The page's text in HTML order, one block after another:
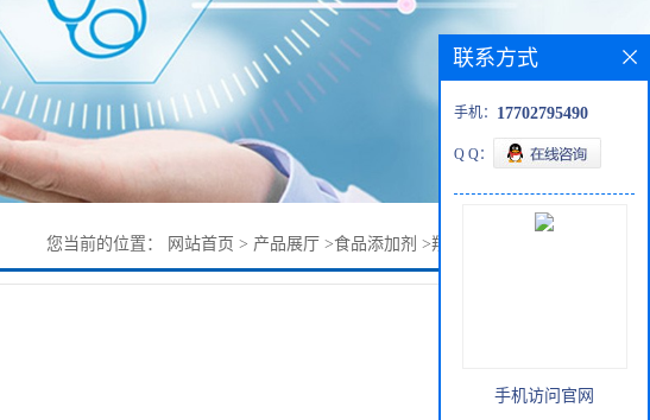
您当前的位置： 网站首页 > 产品展厅 >食品添加剂 >羧甲基酵母葡聚糖
联系方式
手机： 17702795490
Q Q：
手机访问官网